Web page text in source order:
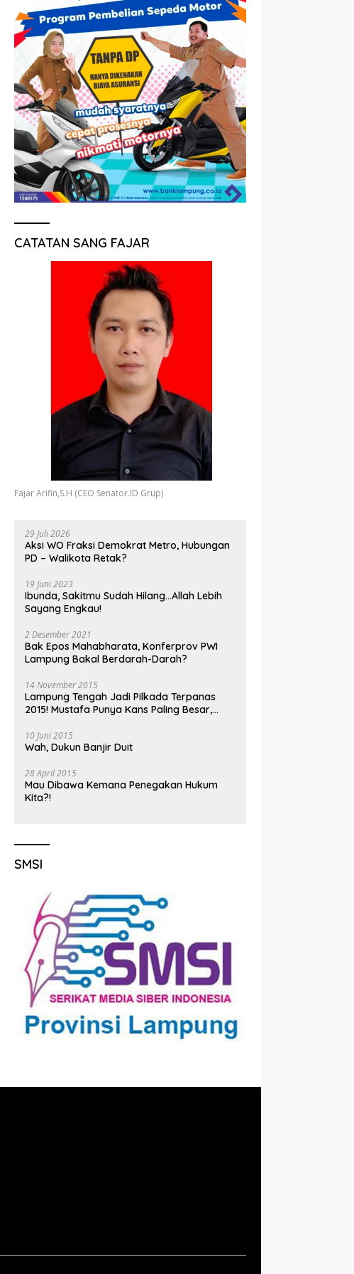
CATATAN SANG FAJAR
Fajar Arifin,S.H (CEO Senator.ID Grup)
29 Juli 2026
Aksi WO Fraksi Demokrat Metro, Hubungan
PD – Walikota Retak?
19 Juni 2023
Ibunda, Sakitmu Sudah Hilang…Allah Lebih
Sayang Engkau!
2 Desember 2021
Bak Epos Mahabharata, Konferprov PWI
Lampung Bakal Berdarah-Darah?
14 November 2015
Lampung Tengah Jadi Pilkada Terpanas
2015! Mustafa Punya Kans Paling Besar,
10 Juni 2015
Wah, Dukun Banjir Duit
28 April 2015
Mau Dibawa Kemana Penegakan Hukum
Kita?!
SMSI